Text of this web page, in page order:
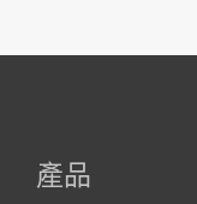
產品